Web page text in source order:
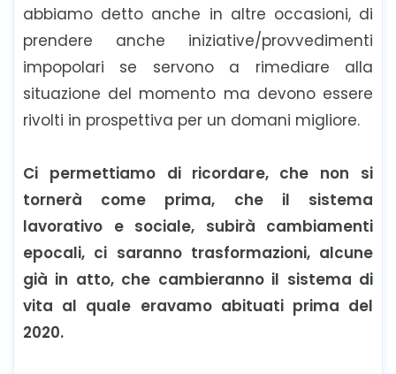
abbiamo detto anche in altre occasioni, di
prendere anche iniziative/provvedimenti
impopolari se servono a rimediare alla
situazione del momento ma devono essere
rivolti in prospettiva per un domani migliore.
Ci permettiamo di ricordare, che non si
tornerà come prima, che il sistema
lavorativo e sociale, subirà cambiamenti
epocali, ci saranno trasformazioni, alcune
già in atto, che cambieranno il sistema di
vita al quale eravamo abituati prima del
2020.